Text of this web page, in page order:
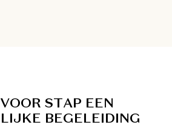
VOOR STAP EEN
LIJKE BEGELEIDING